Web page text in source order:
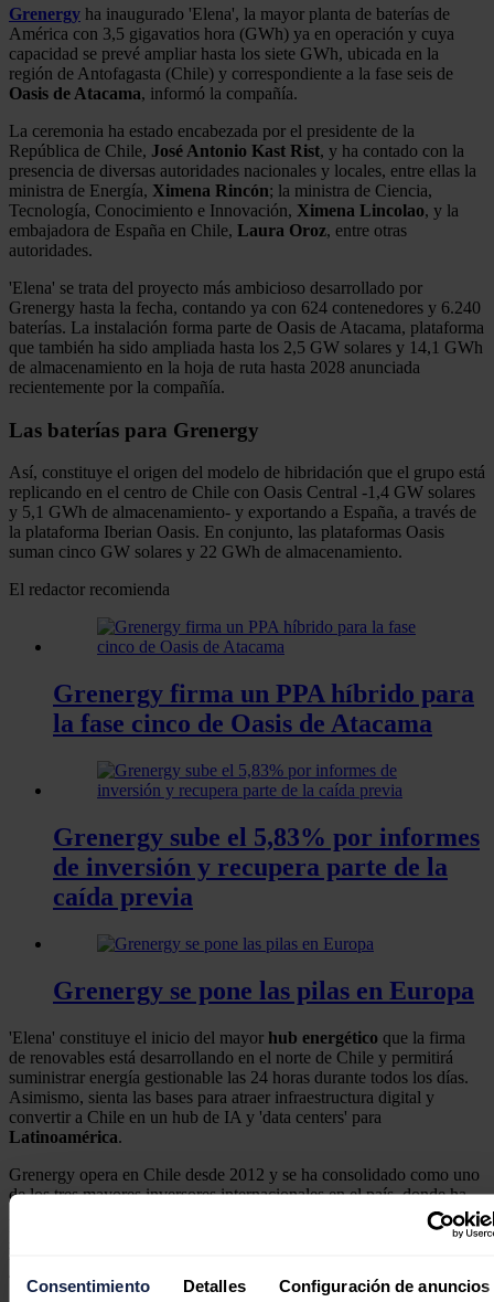
Consentimiento Detalles Configuración de anuncios
Grenergy ha inaugurado 'Elena', la mayor planta de baterías de
América con 3,5 gigavatios hora (GWh) ya en operación y cuya
capacidad se prevé ampliar hasta los siete GWh, ubicada en la
región de Antofagasta (Chile) y correspondiente a la fase seis de
Oasis de Atacama, informó la compañía.
La ceremonia ha estado encabezada por el presidente de la
República de Chile, José Antonio Kast Rist, y ha contado con la
presencia de diversas autoridades nacionales y locales, entre ellas la
ministra de Energía, Ximena Rincón; la ministra de Ciencia,
Tecnología, Conocimiento e Innovación, Ximena Lincolao, y la
embajadora de España en Chile, Laura Oroz, entre otras
autoridades.
'Elena' se trata del proyecto más ambicioso desarrollado por
Grenergy hasta la fecha, contando ya con 624 contenedores y 6.240
baterías. La instalación forma parte de Oasis de Atacama, plataforma
que también ha sido ampliada hasta los 2,5 GW solares y 14,1 GWh
de almacenamiento en la hoja de ruta hasta 2028 anunciada
recientemente por la compañía.
Las baterías para Grenergy
Así, constituye el origen del modelo de hibridación que el grupo está
replicando en el centro de Chile con Oasis Central -1,4 GW solares
y 5,1 GWh de almacenamiento- y exportando a España, a través de
la plataforma Iberian Oasis. En conjunto, las plataformas Oasis
suman cinco GW solares y 22 GWh de almacenamiento.
El redactor recomienda
Grenergy firma un PPA híbrido para
la fase cinco de Oasis de Atacama
Grenergy sube el 5,83% por informes
de inversión y recupera parte de la
caída previa
Grenergy se pone las pilas en Europa
'Elena' constituye el inicio del mayor hub energético que la firma
de renovables está desarrollando en el norte de Chile y permitirá
suministrar energía gestionable las 24 horas durante todos los días.
Asimismo, sienta las bases para atraer infraestructura digital y
convertir a Chile en un hub de IA y 'data centers' para
Latinoamérica.
Grenergy opera en Chile desde 2012 y se ha consolidado como uno
de los tres mayores inversores internacionales en el país, donde ha
invertido 2.800 millones de dólares (unos 2.424 millones de euros) y
prevé sumar otros 2.000 millones (unos 1.732 millones de euros) en